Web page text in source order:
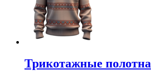
Трикотажные полотна